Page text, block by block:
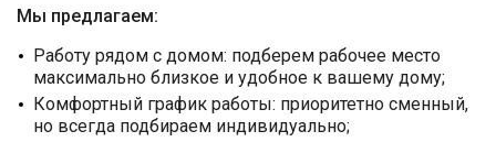
Мы предлагаем:
Работу рядом с домом: подберем рабочее место
максимально близкое и удобное к вашему дому;
Комфортный график работы: приоритетно сменный,
но всегда подбираем индивидуально;